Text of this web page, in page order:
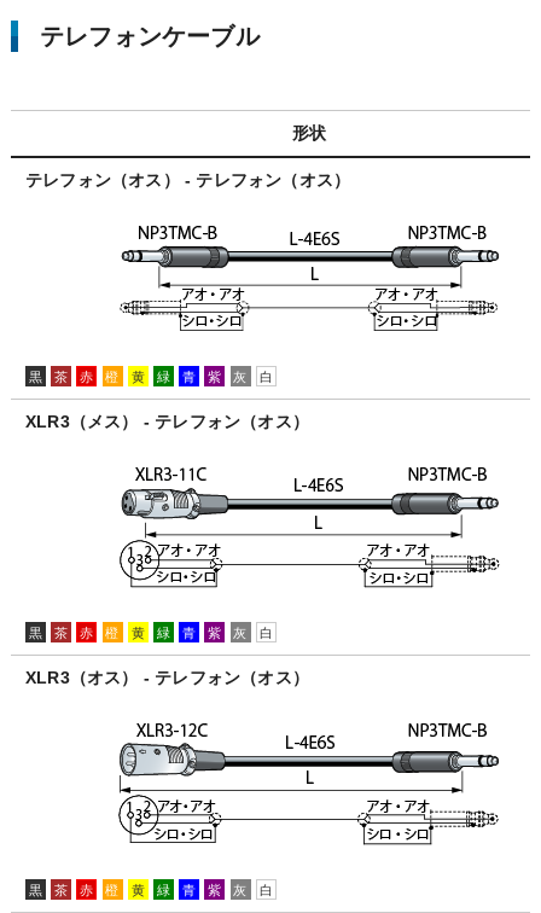
テレフォンケーブル
形状
テレフォン（オス） - テレフォン（オス）
黒 茶 赤 橙 黄 緑 青 紫 灰 白
XLR3（メス） - テレフォン（オス）
黒 茶 赤 橙 黄 緑 青 紫 灰 白
XLR3（オス） - テレフォン（オス）
黒 茶 赤 橙 黄 緑 青 紫 灰 白